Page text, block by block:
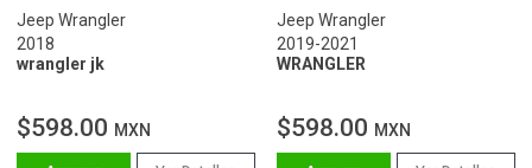
Jeep Wrangler
2018
wrangler jk
$598.00 MXN
Jeep Wrangler
2019-2021
WRANGLER
$598.00 MXN